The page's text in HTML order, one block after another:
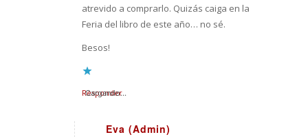
atrevido a comprarlo. Quizás caiga en la
Feria del libro de este año… no sé.
Besos!
Cargando...
Responder
Eva (Admin)